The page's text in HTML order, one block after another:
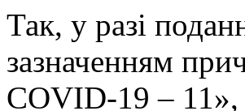
Так, у разі
зазначенням
COVID-19 – 11»,